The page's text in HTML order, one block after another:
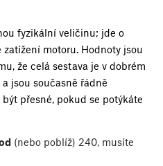
fyzikální veličinu; jde o
motoru. Hodnoty jsou
že celá sestava je v dobrém
jsou současně řádně
přesné, pokud se potýkáte
(nebo poblíž) 240, musíte